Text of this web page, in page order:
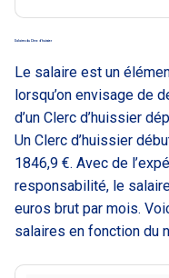
Salaires du Clerc d’huissier
Le salaire est un
lorsqu’on envisage de
d’un Clerc d’huissier
Un Clerc d’huissier
1846,9 €. Avec de
responsabilité, le
euros brut par mois.
salaires en fonction du